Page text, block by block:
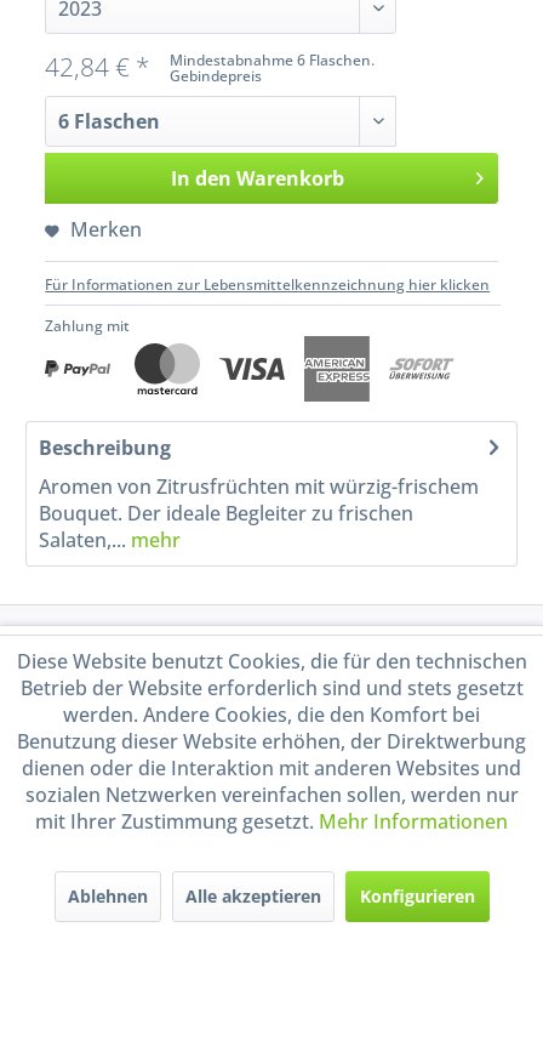
Mindestabnahme 6 Flaschen.
Gebindepreis
42,84 € *
In den Warenkorb
Merken
Für Informationen zur Lebensmittelkennzeichnung hier klicken
Zahlung mit
Beschreibung
Aromen von Zitrusfrüchten mit würzig-frischem
Bouquet. Der ideale Begleiter zu frischen
Salaten,... mehr
Service Hotline
Shop Service
Informationen
Handel mit BIO-Weinen
durch DE-ÖKO-009
Diese Website benutzt Cookies, die für den technischen
Betrieb der Website erforderlich sind und stets gesetzt
werden. Andere Cookies, die den Komfort bei
Benutzung dieser Website erhöhen, der Direktwerbung
dienen oder die Interaktion mit anderen Websites und
sozialen Netzwerken vereinfachen sollen, werden nur
mit Ihrer Zustimmung gesetzt. Mehr Informationen
Ablehnen Alle akzeptieren Konfigurieren